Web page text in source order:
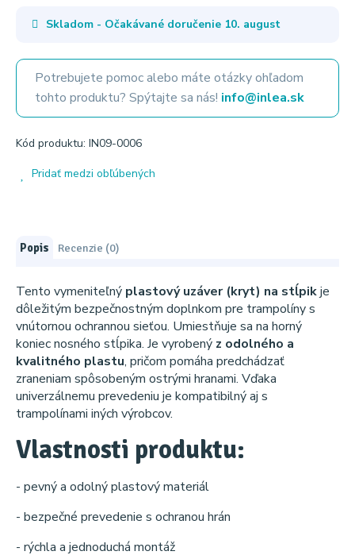
Skladom - Očakávané doručenie 10. august
Potrebujete pomoc alebo máte otázky ohľadom
tohto produktu? Spýtajte sa nás! info@inlea.sk
Kód produktu: IN09-0006
Pridať medzi obľúbených
Popis Recenzie (0)
Tento vymeniteľný plastový uzáver (kryt) na stĺpikje
dôležitým bezpečnostným doplnkom pre trampolíny s
vnútornou ochrannou sieťou. Umiestňuje sa na horný
koniec nosného stĺpika. Je vyrobený z odolného a
kvalitného plastu, pričom pomáha predchádzať
zraneniam spôsobeným ostrými hranami. Vďaka
univerzálnemu prevedeniu je kompatibilný aj s
trampolínami iných výrobcov.
Vlastnosti produktu:
- pevný a odolný plastový materiál
- bezpečné prevedenie s ochranou hrán
- rýchla a jednoduchá montáž